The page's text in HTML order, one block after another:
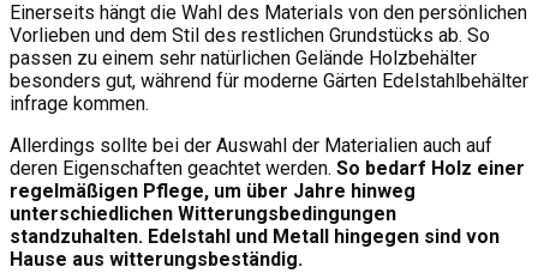
Einerseits hängt die Wahl des Materials von den persönlichen
Vorlieben und dem Stil des restlichen Grundstücks ab. So
passen zu einem sehr natürlichen Gelände Holzbehälter
besonders gut, während für moderne Gärten Edelstahlbehälter
infrage kommen.
Allerdings sollte bei der Auswahl der Materialien auch auf
deren Eigenschaften geachtet werden. So bedarf Holz einer
regelmäßigen Pflege, um über Jahre hinweg
unterschiedlichen Witterungsbedingungen
standzuhalten. Edelstahl und Metall hingegen sind von
Hause aus witterungsbeständig.